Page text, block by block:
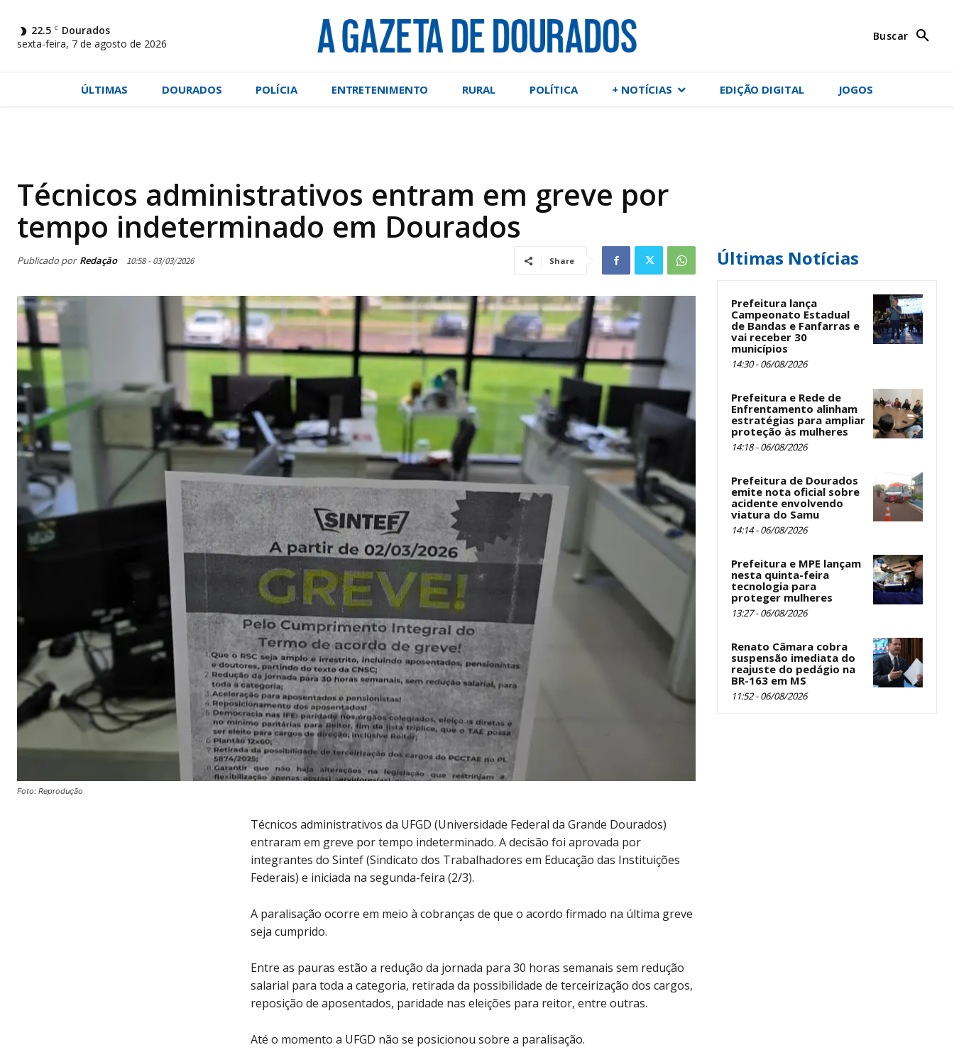
22.5 C Dourados
sexta-feira, 7 de agosto de 2026
Buscar
ÚLTIMAS DOURADOS POLÍCIA ENTRETENIMENTO RURAL POLÍTICA + NOTÍCIAS EDIÇÃO DIGITAL JOGOS
Técnicos administrativos entram em greve por
tempo indeterminado em Dourados
Publicado por Redação 10:58 - 03/03/2026 Share
Foto: Reprodução
Técnicos administrativos da UFGD (Universidade Federal da Grande Dourados)
entraram em greve por tempo indeterminado. A decisão foi aprovada por
integrantes do Sintef (Sindicato dos Trabalhadores em Educação das Instituições
Federais) e iniciada na segunda-feira (2/3).
A paralisação ocorre em meio à cobranças de que o acordo firmado na última greve
seja cumprido.
Entre as pauras estão a redução da jornada para 30 horas semanais sem redução
salarial para toda a categoria, retirada da possibilidade de terceirização dos cargos,
reposição de aposentados, paridade nas eleições para reitor, entre outras.
Até o momento a UFGD não se posicionou sobre a paralisação.
Últimas Notícias
Prefeitura lança
Campeonato Estadual
de Bandas e Fanfarras e
vai receber 30
municípios
14:30 - 06/08/2026
Prefeitura e Rede de
Enfrentamento alinham
estratégias para ampliar
proteção às mulheres
14:18 - 06/08/2026
Prefeitura de Dourados
emite nota oficial sobre
acidente envolvendo
viatura do Samu
14:14 - 06/08/2026
Prefeitura e MPE lançam
nesta quinta-feira
tecnologia para
proteger mulheres
13:27 - 06/08/2026
Renato Câmara cobra
suspensão imediata do
reajuste do pedágio na
BR-163 em MS
11:52 - 06/08/2026